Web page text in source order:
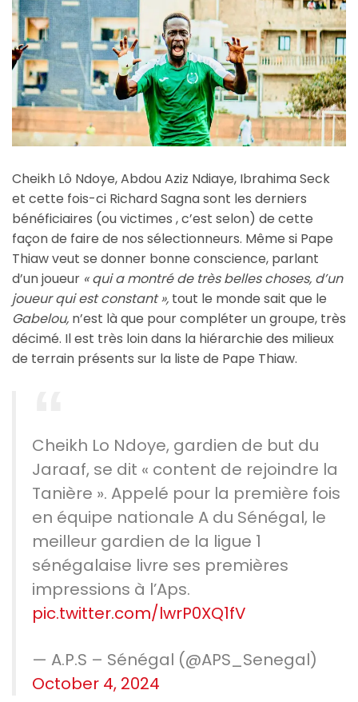
Cheikh Lô Ndoye, Abdou Aziz Ndiaye, Ibrahima Seck
et cette fois-ci Richard Sagna sont les derniers
bénéficiaires (ou victimes , c’est selon) de cette
façon de faire de nos sélectionneurs. Même si Pape
Thiaw veut se donner bonne conscience, parlant
d’un joueur « qui a montré de très belles choses, d’un
joueur qui est constant », tout le monde sait que le
Gabelou, n’est là que pour compléter un groupe, très
décimé. Il est très loin dans la hiérarchie des milieux
de terrain présents sur la liste de Pape Thiaw.
Cheikh Lo Ndoye, gardien de but du
Jaraaf, se dit « content de rejoindre la
Tanière ». Appelé pour la première fois
en équipe nationale A du Sénégal, le
meilleur gardien de la ligue 1
sénégalaise livre ses premières
impressions à l’Aps.
pic.twitter.com/lwrP0XQ1fV
— A.P.S – Sénégal (@APS_Senegal)
October 4, 2024